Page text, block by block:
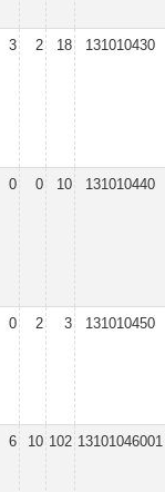
3 2 18 131010430
0 0 10 131010440
0 2 3 131010450
6 10 102 13101046001